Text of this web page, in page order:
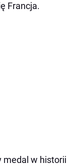
Francja.
medal w historii